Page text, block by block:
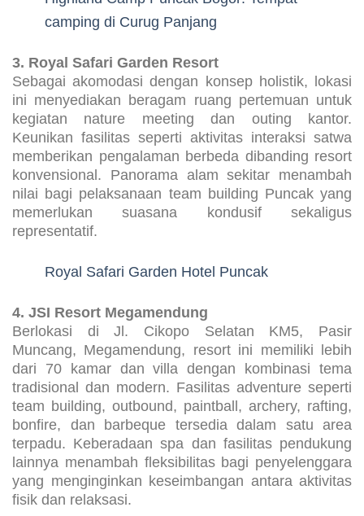
Highland Camp Puncak Bogor: Tempat
camping di Curug Panjang
3. Royal Safari Garden Resort
Sebagai akomodasi dengan konsep holistik, lokasi
ini menyediakan beragam ruang pertemuan untuk
kegiatan nature meeting dan outing kantor.
Keunikan fasilitas seperti aktivitas interaksi satwa
memberikan pengalaman berbeda dibanding resort
konvensional. Panorama alam sekitar menambah
nilai bagi pelaksanaan team building Puncak yang
memerlukan suasana kondusif sekaligus
representatif.
Royal Safari Garden Hotel Puncak
4. JSI Resort Megamendung
Berlokasi di Jl. Cikopo Selatan KM5, Pasir
Muncang, Megamendung, resort ini memiliki lebih
dari 70 kamar dan villa dengan kombinasi tema
tradisional dan modern. Fasilitas adventure seperti
team building, outbound, paintball, archery, rafting,
bonfire, dan barbeque tersedia dalam satu area
terpadu. Keberadaan spa dan fasilitas pendukung
lainnya menambah fleksibilitas bagi penyelenggara
yang menginginkan keseimbangan antara aktivitas
fisik dan relaksasi.